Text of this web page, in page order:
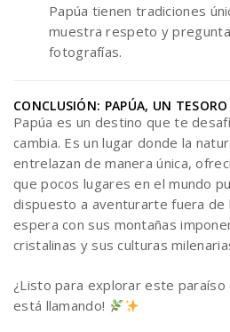
Papúa tienen tradiciones
muestra respeto y
fotografías.
CONCLUSIÓN: PAPÚA, UN TESORO
Papúa es un destino que te
cambia. Es un lugar donde la
entrelazan de manera única,
que pocos lugares en el mundo
dispuesto a aventurarte fuera de
espera con sus montañas
cristalinas y sus culturas
¿Listo para explorar este paraíso
está llamando!